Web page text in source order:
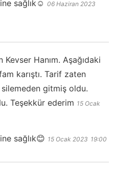
sağlık☺️
06 Haziran 2023
Kevser Hanım. Aşağıdaki
karıştı. Tarif zaten
gitmiş oldu.
Teşekkür ederim 15 Ocak
sağlık😊 15 Ocak 2023 19:00